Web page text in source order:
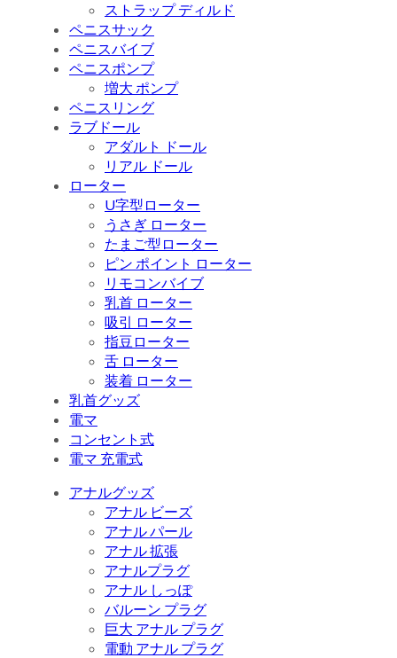
ストラップ ディルド
ペニスサック
ペニスバイブ
ペニスポンプ
増大 ポンプ
ペニスリング
ラブドール
アダルト ドール
リアル ドール
ローター
U字型ローター
うさぎ ローター
たまご型ローター
ピン ポイント ローター
リモコンバイブ
乳首 ローター
吸引 ローター
指豆ローター
舌 ローター
装着 ローター
乳首グッズ
電マ
コンセント式
電マ 充電式
アナルグッズ
アナル ビーズ
アナル パール
アナル 拡張
アナルプラグ
アナル しっぽ
バルーン プラグ
巨大 アナル プラグ
電動 アナル プラグ